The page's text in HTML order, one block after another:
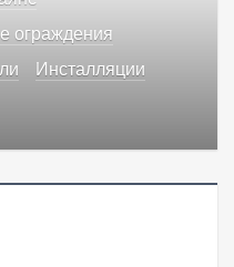
ограждения
Инсталляции